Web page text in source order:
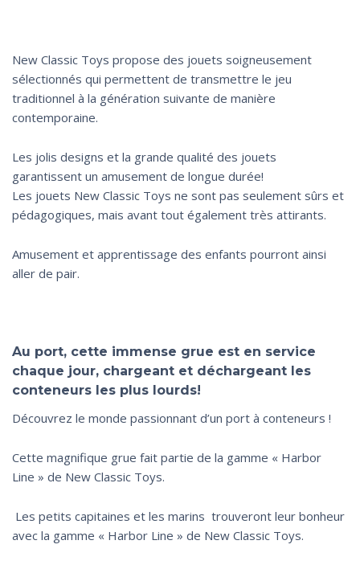
New Classic Toys propose des jouets soigneusement
sélectionnés qui permettent de transmettre le jeu
traditionnel à la génération suivante de manière
contemporaine.
Les jolis designs et la grande qualité des jouets
garantissent un amusement de longue durée!
Les jouets New Classic Toys ne sont pas seulement sûrs et
pédagogiques, mais avant tout également très attirants.
Amusement et apprentissage des enfants pourront ainsi
aller de pair.
Au port, cette immense grue est en service
chaque jour, chargeant et déchargeant les
conteneurs les plus lourds!
Découvrez le monde passionnant d’un port à conteneurs !
Cette magnifique grue fait partie de la gamme « Harbor
Line » de New Classic Toys.
Les petits capitaines et les marins trouveront leur bonheur
avec la gamme « Harbor Line » de New Classic Toys.